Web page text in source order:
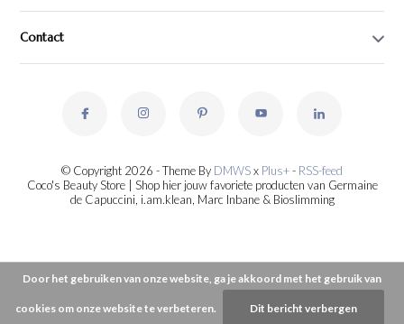
Contact
© Copyright 2026 - Theme By DMWSx Plus+- RSS-feed
Coco's Beauty Store | Shop hier jouw favoriete producten van Germaine
de Capuccini, i.am.klean, Marc Inbane & Bioslimming
Door het gebruiken van onze website, ga je akkoord met het gebruik van
cookies om onze website te verbeteren. Dit bericht verbergen